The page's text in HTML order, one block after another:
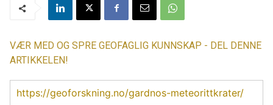
VÆR MED OG SPRE GEOFAGLIG KUNNSKAP - DEL DENNE
ARTIKKELEN!
https://geoforskning.no/gardnos-meteorittkrater/